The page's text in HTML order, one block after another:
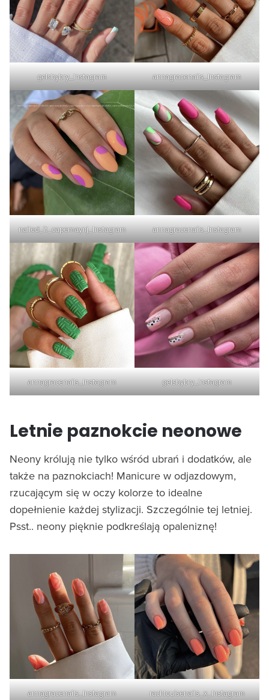
gelsbybry_Instagram annagracenails_Instagram
nailed_it_capemaynj_Instagram annagracenails_Instagram
annagracenails_Instagram gelsbybry_Instagram
Letnie paznokcie neonowe
Neony królują nie tylko wśród ubrań i dodatków, ale
także na paznokciach! Manicure w odjazdowym,
rzucającym się w oczy kolorze to idealne
dopełnienie każdej stylizacji. Szczególnie tej letniej.
Psst.. neony pięknie podkreślają opaleniznę!
annagracenails_Instagram rachlouisenails_x_Instagram